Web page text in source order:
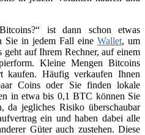
ist dann schon etwas
Sie in jedem Fall eine Wallet, um
auf Ihrem Rechner, auf einem
Kleine Mengen Bitcoins
kaufen. Häufig verkaufen Ihnen
Coins oder Sie finden lokale
in etwa bis 0,1 BTC können Sie
da jegliches Risiko überschaubar
ein und haben dabei alle
Güter auch zustehen. Diese